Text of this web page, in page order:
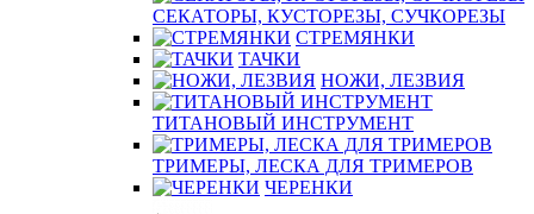
СЕКАТОРЫ, КУСТОРЕЗЫ, СУЧКОРЕЗЫ
СТРЕМЯНКИ
ТАЧКИ
НОЖИ, ЛЕЗВИЯ
ТИТАНОВЫЙ ИНСТРУМЕНТ
ТРИМЕРЫ, ЛЕСКА ДЛЯ ТРИМЕРОВ
ЧЕРЕНКИ